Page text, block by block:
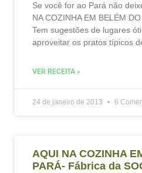
Se você for ao Pará não
NA COZINHA EM BELÉM
Tem sugestões de lugares
aproveitar os pratos típicos
VER RECEITA »
24 de janeiro de 2013 6
AQUI NA COZINHA
PARÁ- Fábrica da